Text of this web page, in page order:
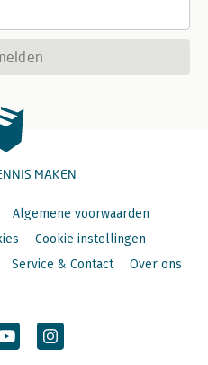
MAKEN
Algemene voorwaarden
Cookie instellingen
Service & Contact Over ons